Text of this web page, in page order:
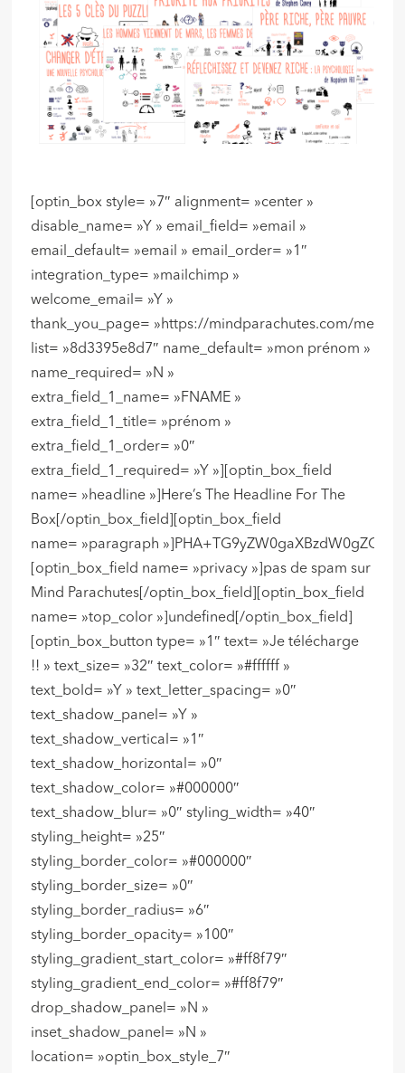
[optin_box style= »7″ alignment= »center »
disable_name= »Y » email_field= »email »
email_default= »email » email_order= »1″
integration_type= »mailchimp »
welcome_email= »Y »
thank_you_page= »https://mindparachutes.com/merci/
list= »8d3395e8d7″ name_default= »mon prénom »
name_required= »N »
extra_field_1_name= »FNAME »
extra_field_1_title= »prénom »
extra_field_1_order= »0″
extra_field_1_required= »Y »][optin_box_field
name= »headline »]Here’s The Headline For The
Box[/optin_box_field][optin_box_field
name= »paragraph
[optin_box_field name= »privacy »]pas de spam sur
Mind Parachutes[/optin_box_field][optin_box_field
name= »top_color »]undefined[/optin_box_field]
[optin_box_button type= »1″ text= »Je télécharge
!! » text_size= »32″ text_color= »#ffffff »
text_bold= »Y » text_letter_spacing= »0″
text_shadow_panel= »Y »
text_shadow_vertical= »1″
text_shadow_horizontal= »0″
text_shadow_color= »#000000″
text_shadow_blur= »0″ styling_width= »40″
styling_height= »25″
styling_border_color= »#000000″
styling_border_size= »0″
styling_border_radius= »6″
styling_border_opacity= »100″
styling_gradient_start_color= »#ff8f79″
styling_gradient_end_color= »#ff8f79″
drop_shadow_panel= »N »
inset_shadow_panel= »N »
location= »optin_box_style_7″